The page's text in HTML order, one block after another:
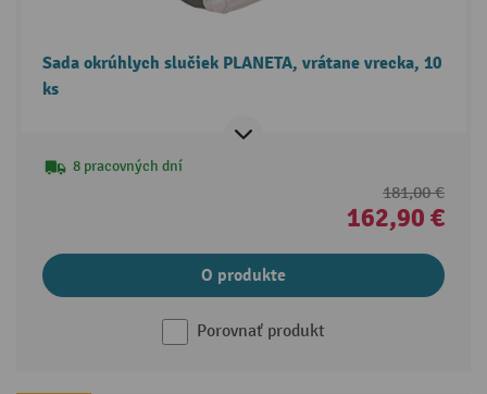
Sada okrúhlych slučiek PLANETA, vrátane vrecka, 10
ks
8 pracovných dní
181,00 €
162,90 €
O produkte
Porovnať produkt